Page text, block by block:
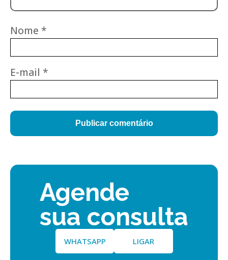
Nome *
E-mail *
Agende
sua consulta
WHATSAPP LIGAR